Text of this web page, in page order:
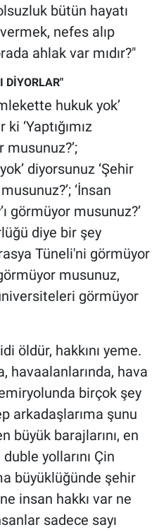
bütün hayatı
nefes alıp
ahlak var mıdır?"
DİYORLAR"
hukuk yok’
‘Yaptığımız
musunuz?’;
diyorsunuz ‘Şehir
‘İnsan
görmüyor musunuz?’
diye bir şey
Tüneli'ni görmüyor
musunuz,
görmüyor
öldür, hakkını yeme.
havaalanlarında, hava
birçok şey
arkadaşlarıma şunu
büyük barajlarını, en
yollarını Çin
büyüklüğünde şehir
insan hakkı var ne
sadece sayı